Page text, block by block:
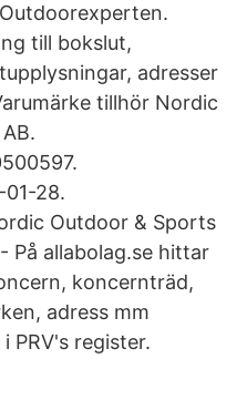
till bokslut,
adresser
tillhör Nordic
28.
Outdoor & Sports
På allabolag.se hittar
koncernträd,
adress mm
PRV's register.